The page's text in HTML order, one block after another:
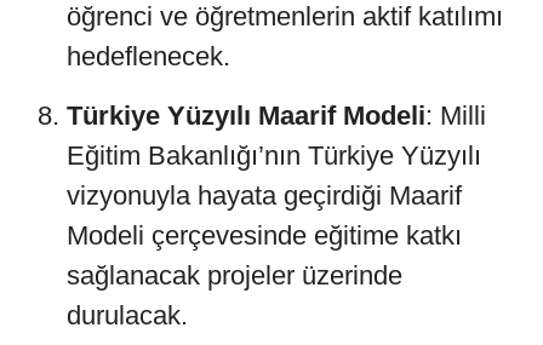
öğrenci ve öğretmenlerin aktif katılımı
hedeflenecek.
Türkiye Yüzyılı Maarif Modeli: Milli
Eğitim Bakanlığı’nın Türkiye Yüzyılı
vizyonuyla hayata geçirdiği Maarif
Modeli çerçevesinde eğitime katkı
sağlanacak projeler üzerinde
durulacak.